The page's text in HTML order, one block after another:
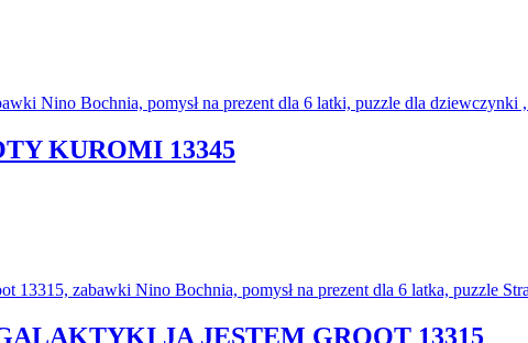
KUROMI 13345
JA JESTEM GROOT 13315